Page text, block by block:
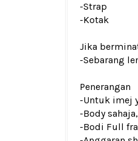
-Strap
-Kotak
Jika
-Sebarang
Penerangan
-Untuk imej
-Body
-Bodi Full